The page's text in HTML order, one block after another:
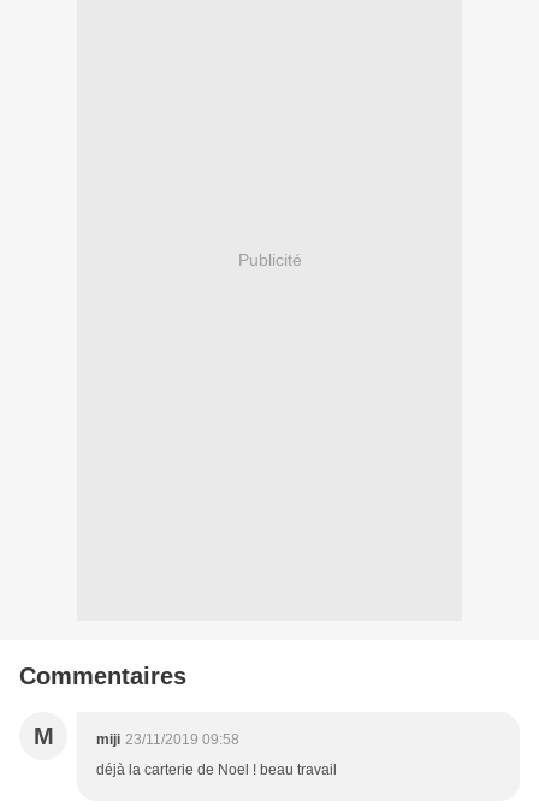
Publicité
Commentaires
M miji 23/11/2019 09:58
déjà la carterie de Noel ! beau travail